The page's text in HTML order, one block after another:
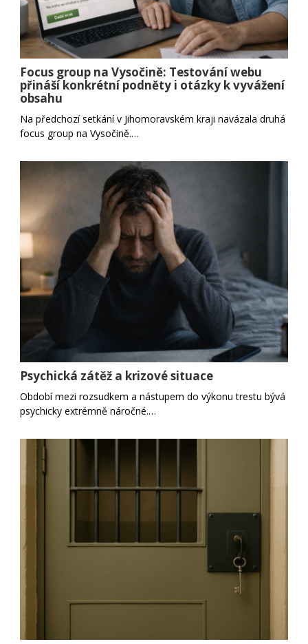
Focus group na Vysočině: Testování webu
přináší konkrétní podněty i otázky k vyvážení
obsahu
Na předchozí setkání v Jihomoravském kraji navázala druhá
focus group na Vysočině.…
Psychická zátěž a krizové situace
Období mezi rozsudkem a nástupem do výkonu trestu bývá
psychicky extrémně náročné.…